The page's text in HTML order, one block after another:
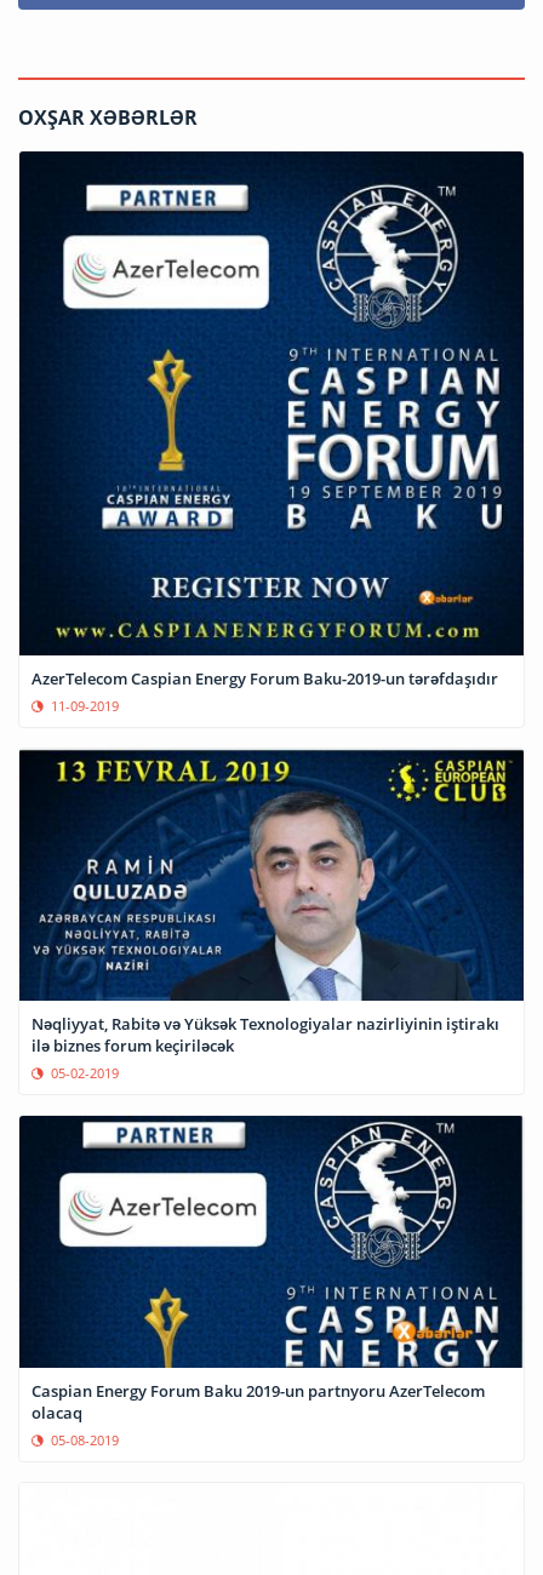
OXŞAR XƏBƏRLƏR
AzerTelecom Caspian Energy Forum Baku-2019-un tərəfdaşıdır
11-09-2019
Nəqliyyat, Rabitə və Yüksək Texnologiyalar nazirliyinin iştirakı
ilə biznes forum keçiriləcək
05-02-2019
Caspian Energy Forum Baku 2019-un partnyoru AzerTelecom
olacaq
05-08-2019